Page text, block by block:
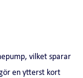
vilket sparar
en ytterst kort